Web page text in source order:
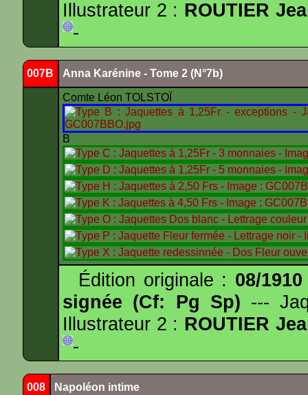
Illustrateur 2 : ROUTIER
-
007B Anna Karénine - Tome 2 (N°7b)
Comte Léon TOLSTOÏ
B
Édition originale : 08/1910
signée (Cf: Pg Sp) ---
Illustrateur 2 : ROUTIER
-
008 Napoléon intime